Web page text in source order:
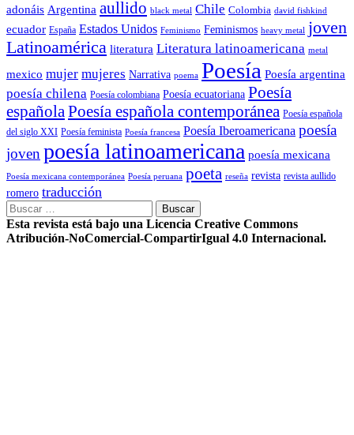
adonáis Argentina aullido black metal Chile Colombia david fishkind
ecuador España Estados Unidos Feminismo Feminismos heavy metal joven
Latinoamérica literatura Literatura latinoamericana metal
mexico mujer mujeres Narrativa poema Poesía Poesía argentina
poesía chilena Poesía colombiana Poesía ecuatoriana Poesía
española Poesía española contemporánea Poesía española
del siglo XXI Poesía feminista Poesía francesa Poesía Iberoamericana poesía
joven poesía latinoamericana poesía mexicana
Poesía mexicana contemporánea Poesía peruana poeta reseña revista revista aullido
romero traducción
Buscar:
Esta revista está bajo una Licencia Creative Commons
Atribución-NoComercial-CompartirIgual 4.0 Internacional.